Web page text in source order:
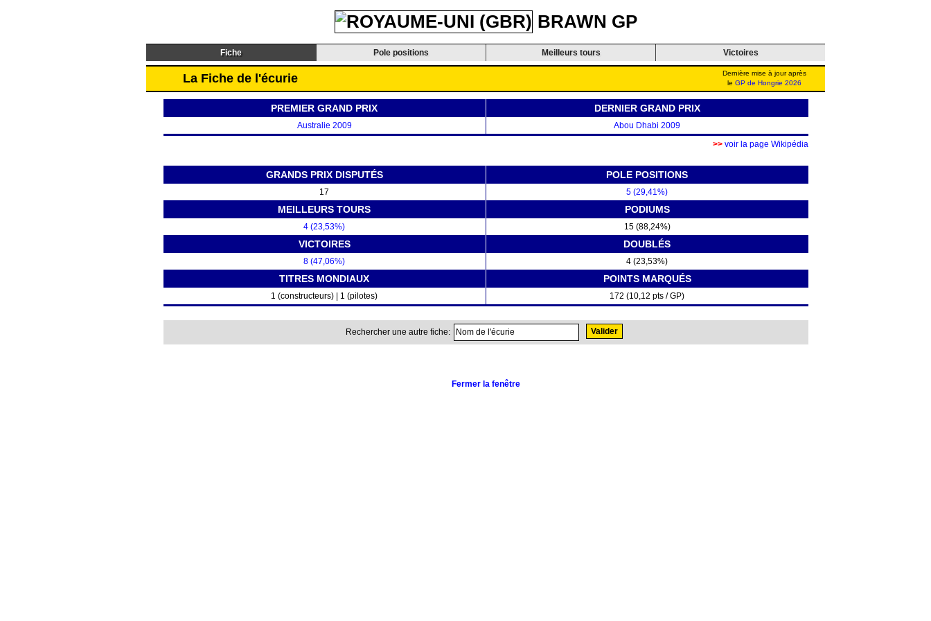
BRAWN GP
Fiche Pole positions Meilleurs tours Victoires
La Fiche de l'écurie
Dernière mise à jour après
le GP de Hongrie 2026
PREMIER GRAND PRIX DERNIER GRAND PRIX
Australie 2009
Abou Dhabi 2009
>> voir la page Wikipédia
GRANDS PRIX DISPUTÉS POLE POSITIONS
17 5 (29,41%)
MEILLEURS TOURS PODIUMS
4 (23,53%) 15 (88,24%)
VICTOIRES DOUBLÉS
8 (47,06%) 4 (23,53%)
TITRES MONDIAUX POINTS MARQUÉS
1 (constructeurs) | 1 (pilotes) 172 (10,12 pts / GP)
Rechercher une autre fiche:
Fermer la fenêtre